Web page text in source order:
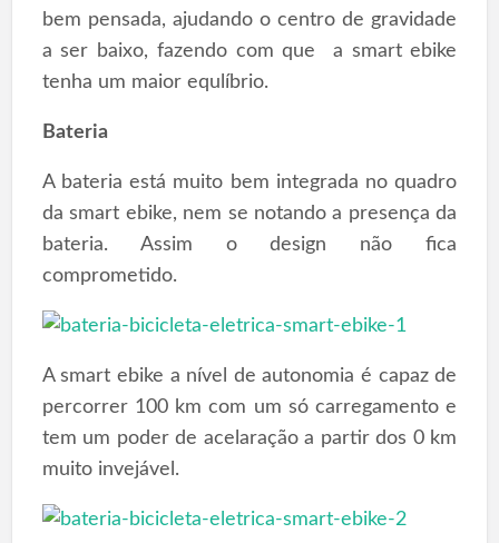
bem pensada, ajudando o centro de gravidade
a ser baixo, fazendo com que a smart ebike
tenha um maior equlíbrio.
Bateria
A bateria está muito bem integrada no quadro
da smart ebike, nem se notando a presença da
bateria. Assim o design não fica
comprometido.
A smart ebike a nível de autonomia é capaz de
percorrer 100 km com um só carregamento e
tem um poder de acelaração a partir dos 0 km
muito invejável.